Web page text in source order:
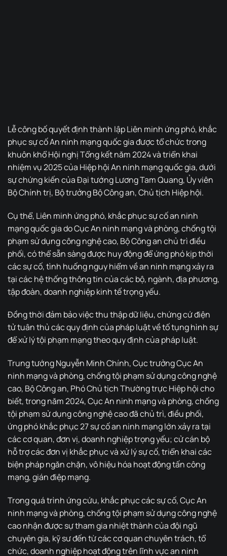
Lễ công bố quyết định thành lập Liên minh ứng phó, khắc
phục sự cố An ninh mạng quốc gia được tổ chức trong
khuôn khổ Hội nghị Tổng kết năm 2024 và triển khai
nhiệm vụ 2025 của Hiệp hội An ninh mạng quốc gia, dưới
sự chứng kiến của Đại tướng Lương Tam Quang, Ủy viên
Bộ Chính trị, Bộ trưởng Bộ Công an, Chủ tịch Hiệp hội.
Cụ thể, Liên minh ứng phó, khắc phục sự cố an ninh
mạng quốc gia do Cục An ninh mạng và phòng, chống tội
phạm sử dụng công nghệ cao, Bộ Công an chủ trì điều
phối, có thể sẵn sàng được huy động để ứng phó kịp thời
các sự cố, tình huống nguy hiểm về an ninh mạng xảy ra
tại các hệ thống thông tin của các bộ, ngành, địa phương,
tập đoàn, doanh nghiệp kinh tế trọng yếu.
Đồng thời đảm bảo việc thu thập dữ liệu, chứng cứ điện
tử tuân thủ các quy định của pháp luật về tố tụng hình sự
để xử lý tội phạm mạng theo quy định của pháp luật.
Trung tướng Nguyễn Minh Chính, Cục trưởng Cục An
ninh mạng và phòng, chống tội phạm sử dụng công nghệ
cao, Bộ Công an, Phó Chủ tịch Thường trực Hiệp hội cho
biết, trong năm 2024, Cục An ninh mạng và phòng, chống
tội phạm sử dụng công nghệ cao đã chủ trì, điều phối,
ứng phó khắc phục 27 sự cố an ninh mạng lớn xảy ra tại
các cơ quan, đơn vị, doanh nghiệp trọng yếu; cử cán bộ
hỗ trợ các đơn vị khắc phục và xử lý sự cố, triển khai các
biện pháp ngăn chặn, vô hiệu hóa hoạt động tấn công
mạng, gián điệp mạng.
Trong quá trình ứng cứu, khắc phục các sự cố, Cục An
ninh mạng và phòng, chống tội phạm sử dụng công nghệ
cao nhận được sự tham gia nhiệt thành của đội ngũ
chuyên gia, kỹ sư đến từ các cơ quan chuyên trách, tổ
chức, doanh nghiệp hoạt động trên lĩnh vực an ninh